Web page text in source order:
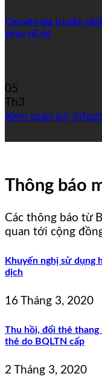
Chuyên gia truyền
virus nCoV
05
Th3
Xem toàn bộ
Thông báo
Các thông báo từ
quan tới cộng
Khuyến nghị sử dụng
dịch
16 Tháng 3, 2020
Thu hồi, đổi thẻ thang
thẻ do BQLTN cấp
2 Tháng 3, 2020